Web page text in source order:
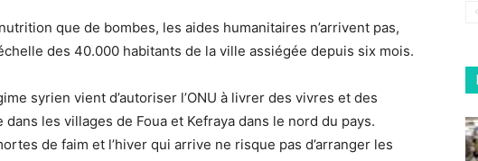
que de bombes, les aides humanitaires n’arrivent pas,
des 40.000 habitants de la ville assiégée depuis six mois.
syrien vient d’autoriser l’ONU à livrer des vivres et des
dans les villages de Foua et Kefraya dans le nord du pays.
de faim et l’hiver qui arrive ne risque pas d’arranger les